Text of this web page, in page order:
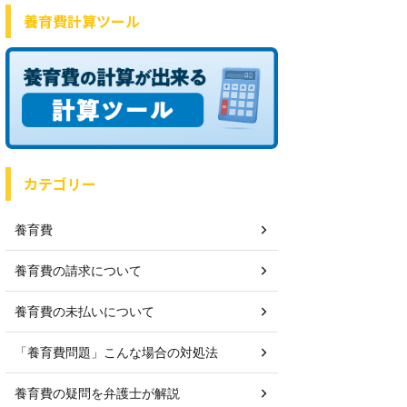
養育費計算ツール
カテゴリー
養育費
養育費の請求について
養育費の未払いについて
「養育費問題」こんな場合の対処法
養育費の疑問を弁護士が解説